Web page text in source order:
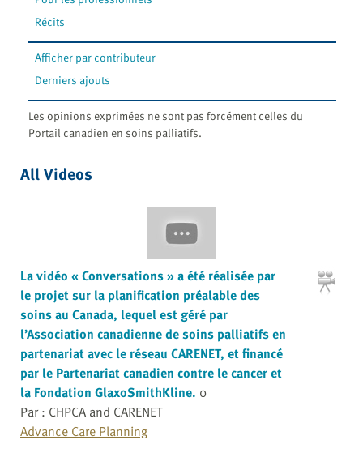
Récits
Afficher par contributeur
Derniers ajouts
Les opinions exprimées ne sont pas forcément celles du
Portail canadien en soins palliatifs.
All Videos
La vidéo « Conversations » a été réalisée par
le projet sur la planification préalable des
soins au Canada, lequel est géré par
l’Association canadienne de soins palliatifs en
partenariat avec le réseau CARENET, et financé
par le Partenariat canadien contre le cancer et
la Fondation GlaxoSmithKline. 0
Par : CHPCA and CARENET
Advance Care Planning